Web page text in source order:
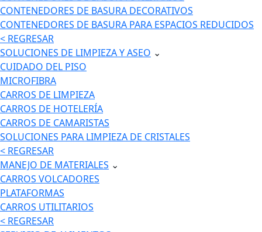
CONTENEDORES DE BASURA DECORATIVOS
CONTENEDORES DE BASURA PARA ESPACIOS REDUCIDOS
< REGRESAR
SOLUCIONES DE LIMPIEZA Y ASEO ⌄
CUIDADO DEL PISO
MICROFIBRA
CARROS DE LIMPIEZA
CARROS DE HOTELERÍA
CARROS DE CAMARISTAS
SOLUCIONES PARA LIMPIEZA DE CRISTALES
< REGRESAR
MANEJO DE MATERIALES ⌄
CARROS VOLCADORES
PLATAFORMAS
CARROS UTILITARIOS
< REGRESAR